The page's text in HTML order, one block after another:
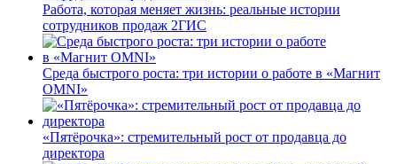
Работа, которая меняет жизнь: реальные истории
сотрудников продаж 2ГИС
Среда быстрого роста: три истории о работе в «Магнит
OMNI»
«Пятёрочка»: стремительный рост от продавца до
директора